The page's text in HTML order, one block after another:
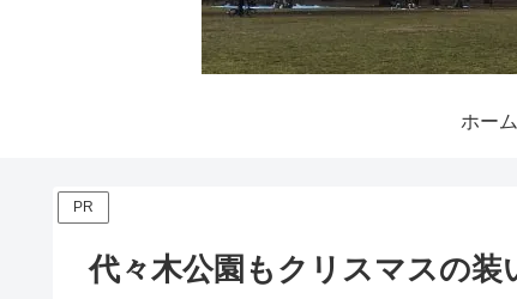
ホーム
PR
代々木公園もクリスマスの装